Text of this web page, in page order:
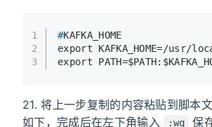
1
2
3
#KAFKA_HOME
export KAFKA_HOME=/usr/
export
21. 将上一步复制的内容粘贴到脚本
如下，完成后在左下角输入
:wq 保